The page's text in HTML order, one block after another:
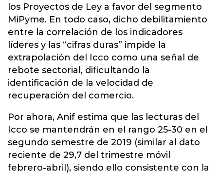
los Proyectos de Ley a favor del segmento
MiPyme. En todo caso, dicho debilitamiento
entre la correlación de los indicadores
líderes y las “cifras duras” impide la
extrapolación del Icco como una señal de
rebote sectorial, dificultando la
identificación de la velocidad de
recuperación del comercio.
Por ahora, Anif estima que las lecturas del
Icco se mantendrán en el rango 25-30 en el
segundo semestre de 2019 (similar al dato
reciente de 29,7 del trimestre móvil
febrero-abril), siendo ello consistente con la